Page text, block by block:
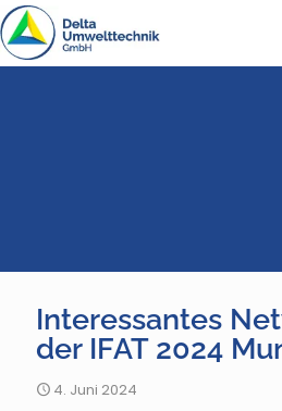
Interessantes
der IFAT 2024
4. Juni 2024